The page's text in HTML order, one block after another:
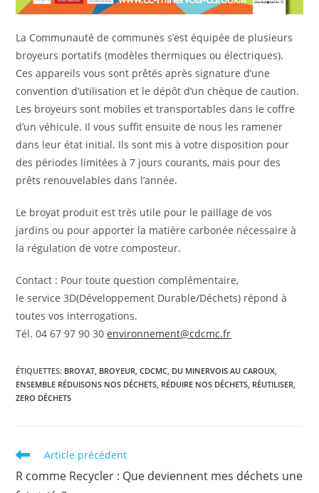
La Communauté de communes s’est équipée de plusieurs
broyeurs portatifs (modèles thermiques ou électriques).
Ces appareils vous sont prêtés après signature d’une
convention d’utilisation et le dépôt d’un chèque de caution.
Les broyeurs sont mobiles et transportables dans le coffre
d’un véhicule. Il vous suffit ensuite de nous les ramener
dans leur état initial. Ils sont mis à votre disposition pour
des périodes limitées à 7 jours courants, mais pour des
prêts renouvelables dans l’année.
Le broyat produit est très utile pour le paillage de vos
jardins ou pour apporter la matière carbonée nécessaire à
la régulation de votre composteur.
Contact : Pour toute question complémentaire,
le service 3D(Développement Durable/Déchets) répond à
toutes vos interrogations.
Tél. 04 67 97 90 30environnement@cdcmc.fr
ÉTIQUETTES: BROYAT, BROYEUR, CDCMC, DU MINERVOIS AU CAROUX,
ENSEMBLE RÉDUISONS NOS DÉCHETS, RÉDUIRE NOS DÉCHETS, RÉUTILISER,
ZERO DÉCHETS
Read
articles
Article précédent
R comme Recycler : Que deviennent mes déchets une